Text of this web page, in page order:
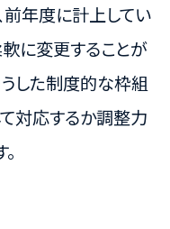
前年度に計上してい
に変更することが
した制度的な枠組
対応するか調整力